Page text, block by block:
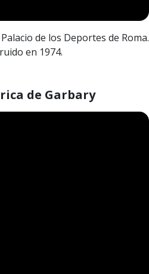
de los Deportes de Roma.
en 1974.
de Garbary